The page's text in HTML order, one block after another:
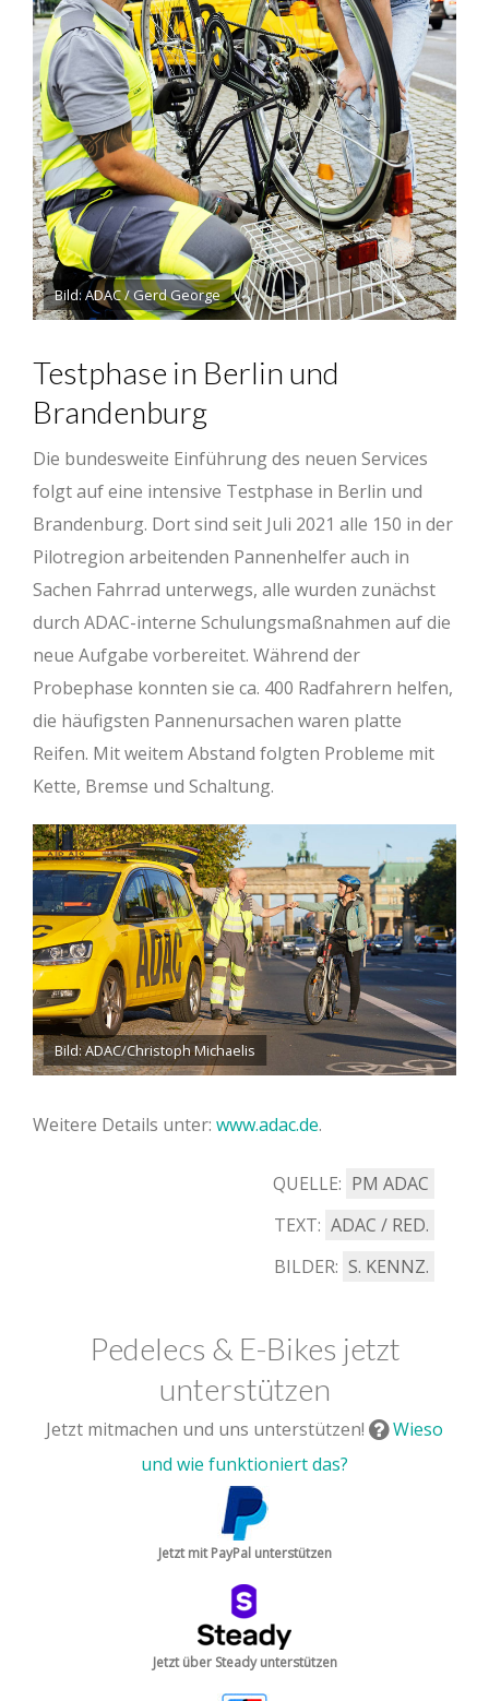
Bild: ADAC / Gerd George
Testphase in Berlin und
Brandenburg
Die bundesweite Einführung des neuen Services
folgt auf eine intensive Testphase in Berlin und
Brandenburg. Dort sind seit Juli 2021 alle 150 in der
Pilotregion arbeitenden Pannenhelfer auch in
Sachen Fahrrad unterwegs, alle wurden zunächst
durch ADAC-interne Schulungsmaßnahmen auf die
neue Aufgabe vorbereitet. Während der
Probephase konnten sie ca. 400 Radfahrern helfen,
die häufigsten Pannenursachen waren platte
Reifen. Mit weitem Abstand folgten Probleme mit
Kette, Bremse und Schaltung.
Bild: ADAC/Christoph Michaelis
Weitere Details unter: www.adac.de.
QUELLE: PM ADAC
TEXT: ADAC / RED.
BILDER: S. KENNZ.
Pedelecs & E-Bikes jetzt
unterstützen
Jetzt mitmachen und uns unterstützen!
Wieso
und wie funktioniert das?
Jetzt mit PayPal unterstützen
Jetzt über Steady unterstützen